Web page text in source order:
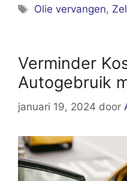
Tags
Olie vervangen,
Verminder
Autogebruik
januari 19, 2024 door